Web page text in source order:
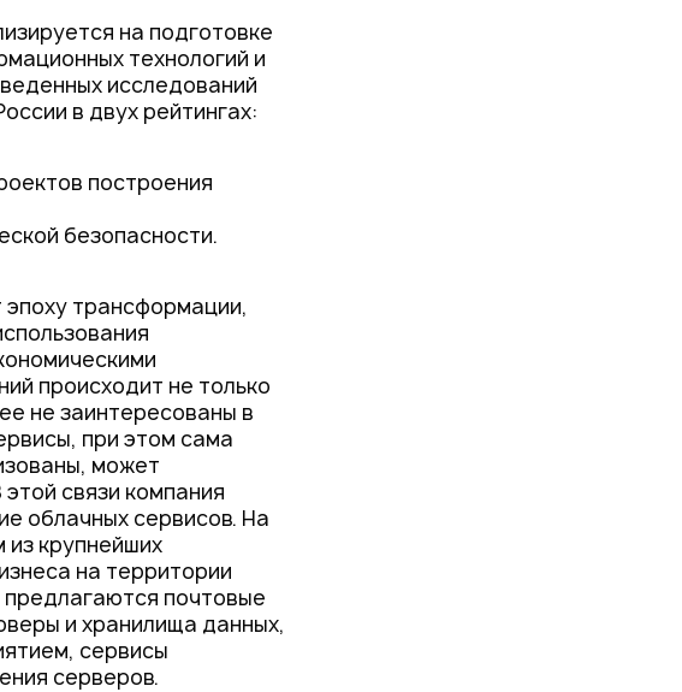
на подготовке
технологий и
исследований
в двух рейтингах:
построения
безопасности.
трансформации,
происходит не только
не заинтересованы в
при этом сама
может
связи компания
облачных сервисов. На
из крупнейших
на территории
почтовые
и хранилища данных,
сервисы
серверов.